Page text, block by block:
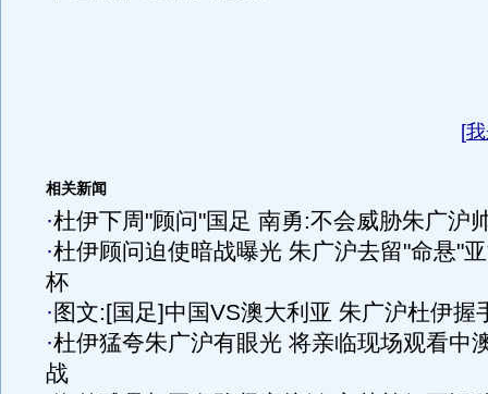
[
相关新闻
·杜伊下周"顾问"国足 南勇:不会威胁朱广沪
·杜伊顾问迫使暗战曝光 朱广沪去留"命悬"
杯
· 图文:[国足]中国VS澳大利亚 朱广沪杜伊握
·杜伊猛夸朱广沪有眼光 将亲临现场观看中
战